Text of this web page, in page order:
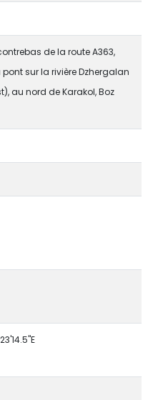
de la route A363,
sur la rivière Dzhergalan
au nord de Karakol, Boz